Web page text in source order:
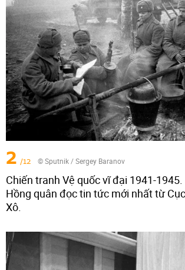
2 /12 © Sputnik / Sergey Baranov
Chiến tranh Vệ quốc vĩ đại 1941-
Hồng quân đọc tin tức mới nhất từ
Xô.